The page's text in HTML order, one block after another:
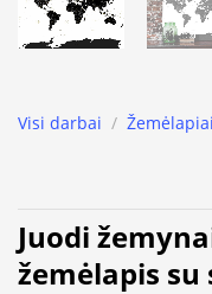
Visi darbai / Žemėlapiai
Juodi
žemėlapis